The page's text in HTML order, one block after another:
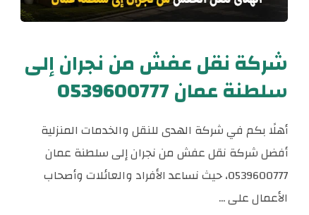
شركة نقل عفش من نجران إلى
سلطنة عمان 0539600777
أهلًا بكم في شركة الهدى للنقل والخدمات المنزلية
أفضل شركة نقل عفش من نجران إلى سلطنة عمان
0539600777، حيث نساعد الأفراد والعائلات وأصحاب
الأعمال على ...